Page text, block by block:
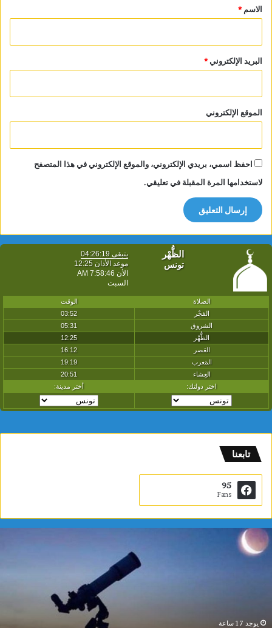
*
الاسم *
البريد الإلكتروني*
الموقع الإلكتروني
احفظ اسمي، بريدي الإلكتروني، والموقع الإلكتروني في هذا المتصفح
لاستخدامها المرة المقبلة في تعليقي.
تابعنا
95
Fans